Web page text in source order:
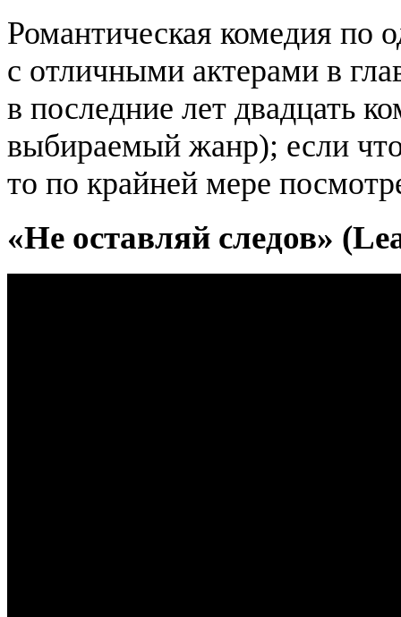
Романтическая комедия
с отличными актерами в
в последние лет двадцать
выбираемый жанр); если
то по крайней мере
«Не оставляй следов»